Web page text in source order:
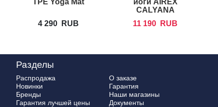
4 290 RUB
CALYANA
11 190 RUB
Разделы
Распродажа
Новинки
Бренды
Гарантия лучшей цены
О заказе
Гарантия
Наши магазины
Документы